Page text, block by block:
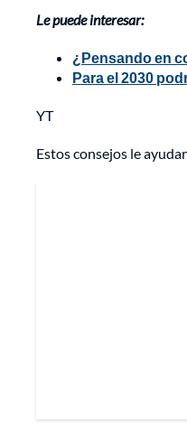
Le puede interesar:
¿Pensando en
Para el 2030
YT
Estos consejos le